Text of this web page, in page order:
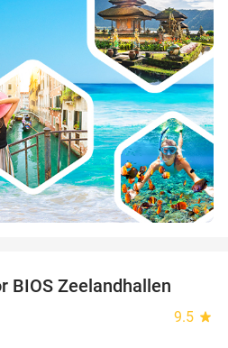
BIOS Zeelandhallen
9.5 star